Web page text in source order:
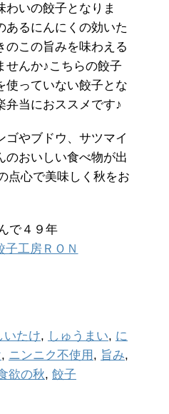
わいの餃子となりま
あるにんにくの効いた
のこの旨みを味わえる
せんか♪こちらの餃子
使っていない餃子とな
弁当におススメです♪
ゴやブドウ、サツマイ
のおいしい食べ物が出
点心で美味しく秋をお
で４９年
子工房ＲＯＮ
いたけ, しゅうまい, に
, ニンニク不使用 , 旨み,
欲の秋, 餃子